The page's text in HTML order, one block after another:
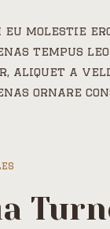
eu molestie
tempus
aliquet a
ornare